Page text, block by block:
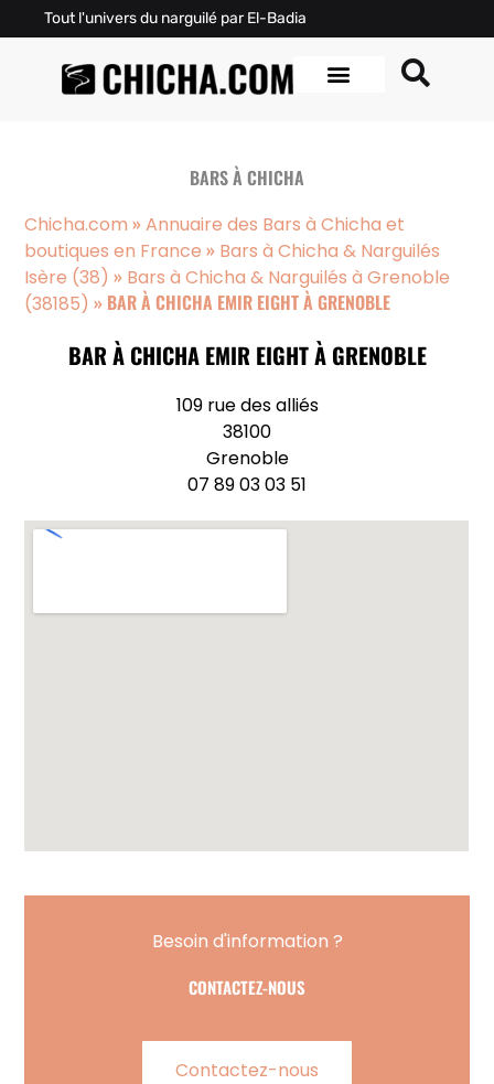
Tout l'univers du narguilé par El-Badia
BARS À CHICHA
Chicha.com »Annuaire des Bars à Chicha et
boutiques en France » Bars à Chicha & Narguilés
Isère (38) » Bars à Chicha & Narguilés à Grenoble
(38185) » BAR À CHICHA EMIR EIGHT À GRENOBLE
BAR À CHICHA EMIR EIGHT À GRENOBLE
109 rue des alliés
38100
Grenoble
07 89 03 03 51
Besoin d'information ?
CONTACTEZ-NOUS
Contactez-nous